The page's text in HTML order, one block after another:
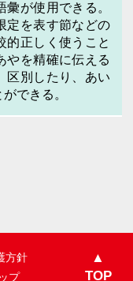
が使用できる。
定を表す節などの
的正しく使うこと
やを精確に伝える
区別したり、あい
できる。
方針
プ
▲
TOP